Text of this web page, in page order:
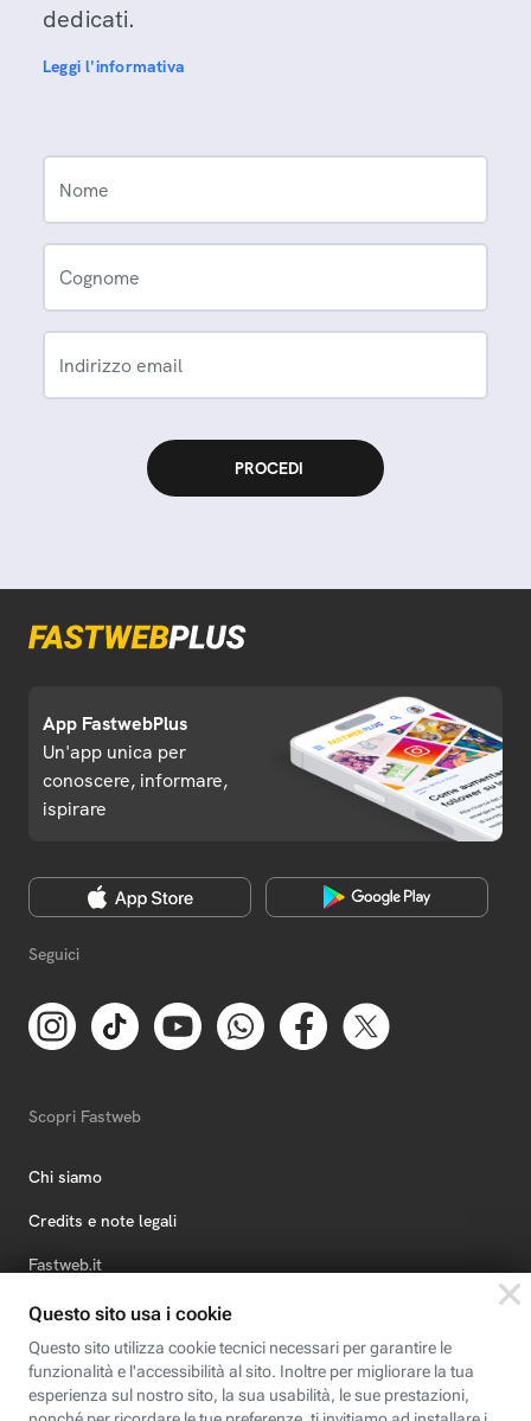
dedicati.
Leggi l'informativa
Nome
Cognome
Indirizzo email
App FastwebPlus
Un'app unica per
conoscere, informare,
ispirare
Seguici
Scopri Fastweb
Chi siamo
Credits e note legali
Fastweb.it
Formazione
Fastweb Digital Academy
STEP FuturAbility District